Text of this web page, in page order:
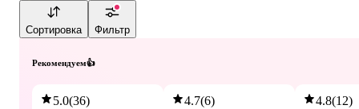
Сортировка Фильтр
Рекомендуем👍
5.0(36) 4.7(6) 4.8(12)